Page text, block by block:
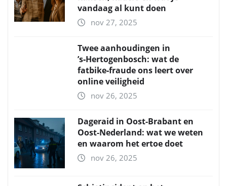
vandaag al kunt doen
nov 27, 2025
Twee aanhoudingen in
’s‑Hertogenbosch: wat de
fatbike‑fraude ons leert over
online veiligheid
nov 26, 2025
Dageraid in Oost-Brabant en
Oost-Nederland: wat we weten
en waarom het ertoe doet
nov 26, 2025